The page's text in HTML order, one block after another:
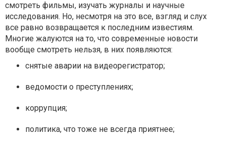
смотреть фильмы, изучать журналы и научные
исследования. Но, несмотря на это все, взгляд и слух
все равно возвращается к последним известиям.
Многие жалуются на то, что современные новости
вообще смотреть нельзя, в них появляются:
снятые аварии на видеорегистратор;
ведомости о преступлениях;
коррупция;
политика, что тоже не всегда приятнее;